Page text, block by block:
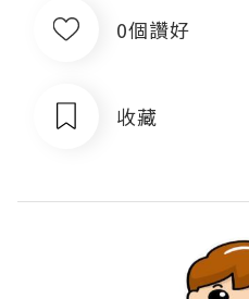
0個讚好
收藏